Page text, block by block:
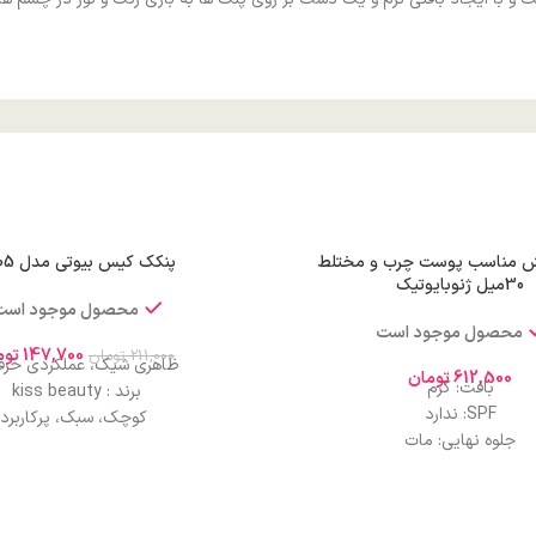
مناسب پوست چرب و مختلط
30میل ژنوبایوتیک
محصول موجود است
612,500تومانبافت: کرم
SPF: ندارد
جلوه نهایی: مات
پنکک کیس بیوتی مدل R505
محصول موجود
211,000 تومان 147,700
ظاهری شیک، عملکردی
برند : kiss beauty
کوچک، سبک، پرکاربرد